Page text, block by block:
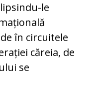
le
în circuitele
căreia, de
se